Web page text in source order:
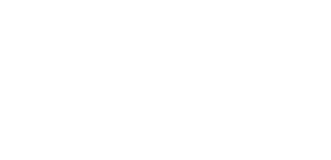
২০ লাখ টাকা।সততার
স্থাপন করলেন ইউএনও
দ্বিগুণ’— প্রতারণার
চক্রের ৪ সদস্য